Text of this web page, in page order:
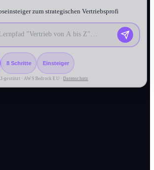
zum strategischen Vertriebsprofi
8 Schritte Einsteiger
gestützt · AWS Bedrock EU ·Datenschutz